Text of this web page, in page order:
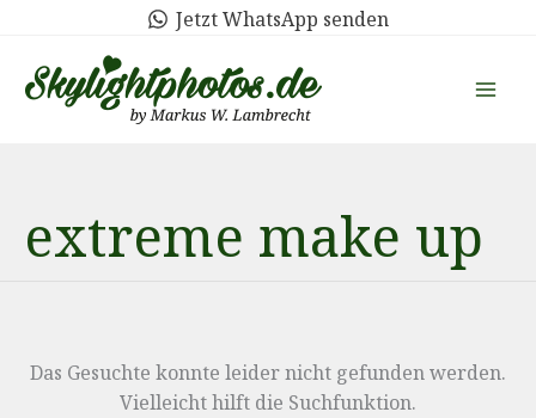
springen
Jetzt WhatsApp senden
extreme make up
Das Gesuchte konnte leider nicht gefunden werden.
Vielleicht hilft die Suchfunktion.